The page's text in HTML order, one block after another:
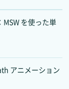
を使った単
アニメーション